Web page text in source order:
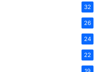
32
26
24
22